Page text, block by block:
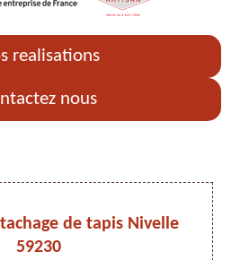
realisations
nous
de tapis Nivelle
59230